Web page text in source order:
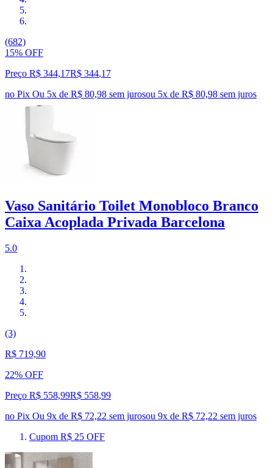
(682)
15% OFF
Preço R$ 344,17R$ 344,17
no Pix Ou 5x de R$ 80,98 sem jurosou 5x de R$ 80,98 sem juros
Vaso Sanitário Toilet Monobloco Branco
Caixa Acoplada Privada Barcelona
5.0
(3)
R$ 719,90
22% OFF
Preço R$ 558,99R$ 558,99
no Pix Ou 9x de R$ 72,22 sem jurosou 9x de R$ 72,22 sem juros
Cupom R$ 25 OFF